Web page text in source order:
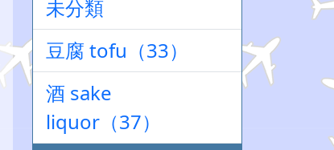
未分類
豆腐 tofu（33）
酒 sake
liquor（37）